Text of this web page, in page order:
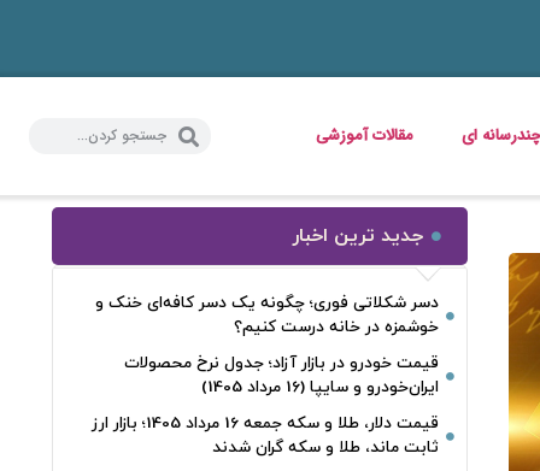
چندرسانه ای مقالات آموزشی
جدید ترین اخبار
دسر شکلاتی فوری؛ چگونه یک دسر کافه‌ای خنک و
خوشمزه در خانه درست کنیم؟
قیمت خودرو در بازار آزاد؛ جدول نرخ محصولات
ایران‌خودرو و سایپا (16 مرداد 1405)
قیمت دلار، طلا و سکه جمعه 16 مرداد 1405؛ بازار ارز
ثابت ماند، طلا و سکه گران شدند